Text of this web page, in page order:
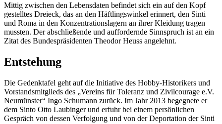
Mittig zwischen den Lebensdaten befindet sich ein auf den Kopf
gestelltes Dreieck, das an den Häftlingswinkel erinnert, den Sinti
und Roma in den Konzentrationslagern an ihrer Kleidung tragen
mussten. Der abschließende und auffordernde Sinnspruch ist an ein
Zitat des Bundespräsidenten Theodor Heuss angelehnt.
Entstehung
Die Gedenktafel geht auf die Initiative des Hobby-Historikers und
Vorstandsmitglieds des „Vereins für Toleranz und Zivilcourage e.V.
Neumünster“ Ingo Schumann zurück. Im Jahr 2013 begegnete er
dem Sinto Otto Laubinger und erfuhr bei einem persönlichen
Gespräch von dessen Verfolgung und von der Deportation der Sinti